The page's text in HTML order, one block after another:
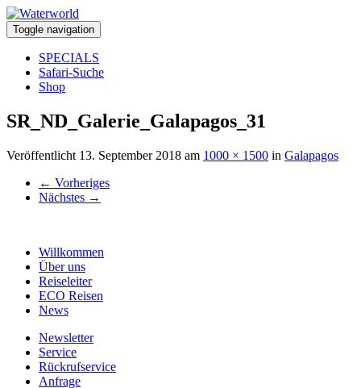
Toggle navigation
SPECIALS
Safari-Suche
Shop
SR_ND_Galerie_Galapagos_31
Veröffentlicht 13. September 2018 am 1000 × 1500 in Galapagos
← Vorheriges
Nächstes →
Willkommen
Über uns
Reiseleiter
ECO Reisen
News
Newsletter
Service
Rückrufservice
Anfrage